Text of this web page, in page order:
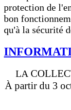
protection de
bon
qu'à la sécurité
LA
À partir du 3